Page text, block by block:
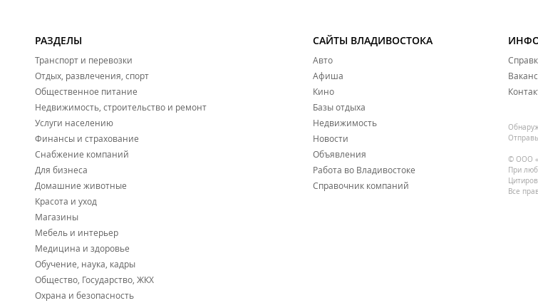
РАЗДЕЛЫ
Транспорт и перевозки
Отдых, развлечения, спорт
Общественное питание
Недвижимость, строительство и ремонт
Услуги населению
Финансы и страхование
Снабжение компаний
Для бизнеса
Домашние животные
Красота и уход
Магазины
Мебель и интерьер
Медицина и здоровье
Обучение, наука, кадры
Общество, Государство, ЖКХ
Охрана и безопасность
САЙТЫ ВЛАДИВОСТОКА
Авто
Афиша
Кино
Базы отдыха
Недвижимость
Новости
Объявления
Работа во Владивостоке
Справочник компаний
© ООО
При
Все